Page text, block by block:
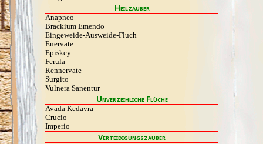
Heilzauber
Anapneo
Brackium Emendo
Eingeweide-Ausweide-Fluch
Enervate
Episkey
Ferula
Rennervate
Surgito
Vulnera Sanentur
Unverzeihliche Flüche
Avada Kedavra
Crucio
Imperio
Verteidigungszauber